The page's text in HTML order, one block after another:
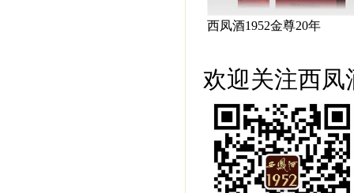
西凤酒1952金尊20年
欢迎关注西凤